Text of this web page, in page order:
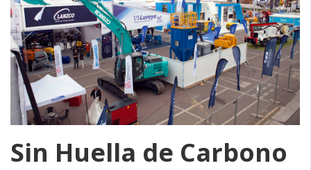
Sin Huella de Carbono